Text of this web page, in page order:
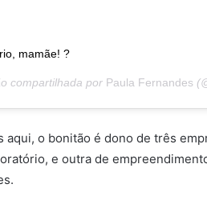
mamãe! ?
compartilhada por Paula Fernandes
aqui, o bonitão é dono de três
e outra de